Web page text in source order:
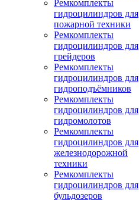
Ремкомплекты
гидроцилиндров для
пожарной техники
Ремкомплекты
гидроцилиндров для
грейдеров
Ремкомплекты
гидроцилиндров для
гидроподъёмников
Ремкомплекты
гидроцилиндров для
гидромолотов
Ремкомплекты
гидроцилиндров для
железнодорожной
техники
Ремкомплекты
гидроцилиндров для
бульдозеров